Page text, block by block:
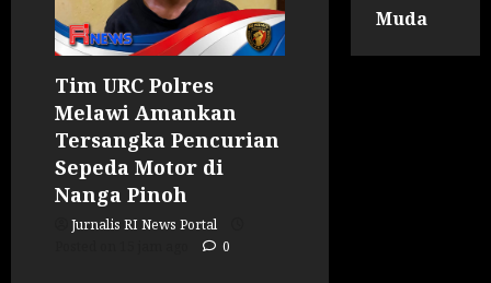
Tim URC Polres
Melawi Amankan
Tersangka Pencurian
Sepeda Motor di
Nanga Pinoh
Jurnalis RI News Portal
0
Muda